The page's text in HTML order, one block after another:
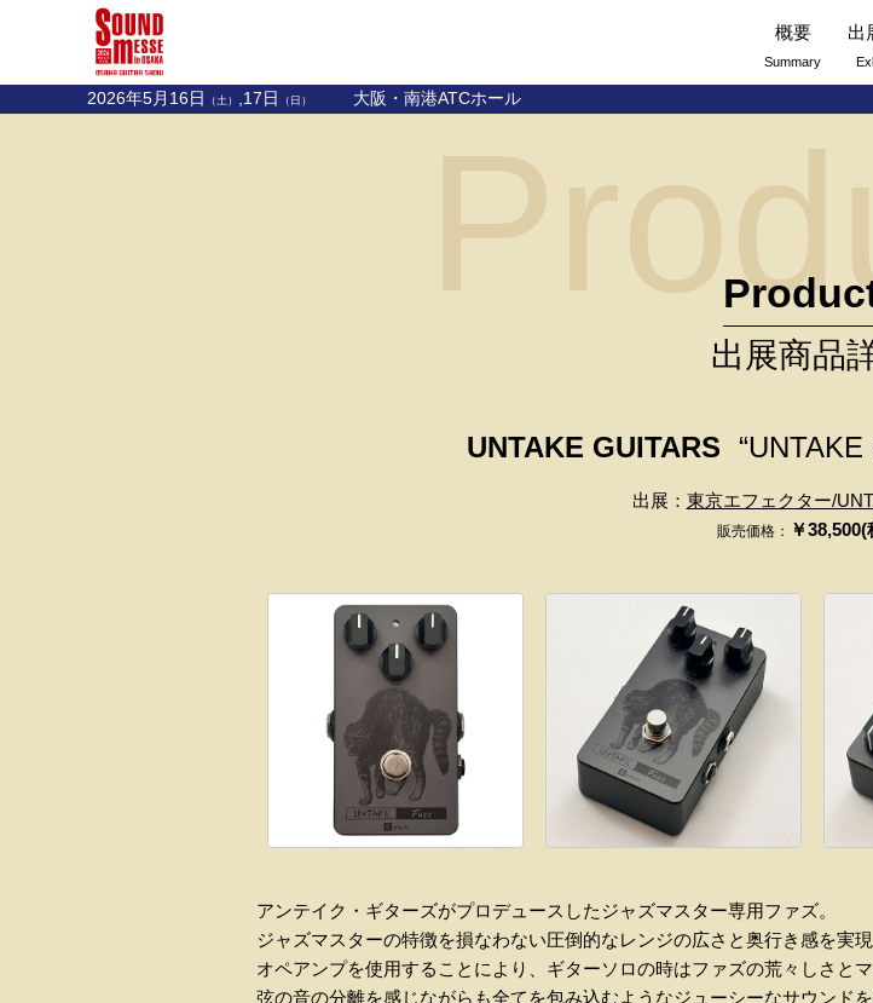
概要
Summary
出
2026年5月16日 （土） ,17日 （日） 大阪・南港ATCホール
出展商品
UNTAKE GUITARS
出展： 東京エフェクター/
販売価格： ￥38,500(
アンテイク・ギターズがプロデュースしたジャズマスター専用ファズ。
ジャズマスターの特徴を損なわない圧倒的なレンジの広さと奥行き感を実現
オペアンプを使用することにより、ギターソロの時はファズの荒々しさと
弦の音の分離を感じながらも全てを包み込むようなジューシーなサウンド